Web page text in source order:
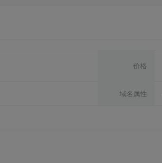
价格
域名属性